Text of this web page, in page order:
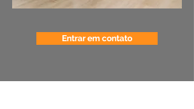
Entrar em contato